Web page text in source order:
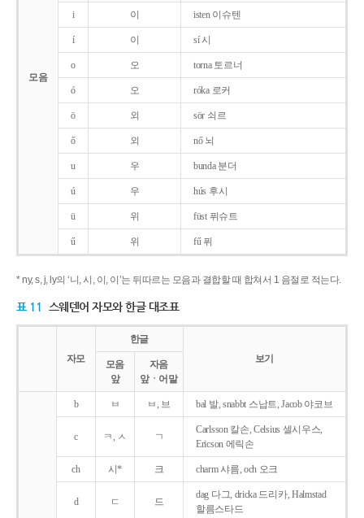
모음
i 이 isten 이슈텐
í 이 sí 시
o 오 torna 토르너
ó 오 róka 로커
ö 외 sör 쇠르
ő 외 nő 뇌
u 우 bunda 분더
ú 우 hús 후시
ü 위 füst 퓌슈트
ű 위 fű 퓌
* ny, s, j, ly의 ‘니, 시, 이, 이’는 뒤따르는 모음과 결합할 때 합쳐서 1 음절로 적는다.
표 11 스웨덴어 자모와 한글 대조표
자모
한글
보기
모음
앞
자음
앞ㆍ어말
b ㅂ ㅂ, 브 bal 발, snabbt 스납트, Jacob 야코브
c ㅋ, ㅅ ㄱ
Carlsson 칼손, Celsius 셀시우스,
Ericson 에릭손
ch 시* 크 charm 샤름, och 오크
d ㄷ 드
dag 다그, dricka 드리카, Halmstad
할름스타드